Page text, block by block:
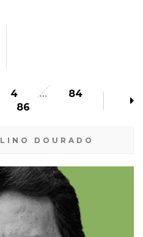
4 …
84
86
DOURADO